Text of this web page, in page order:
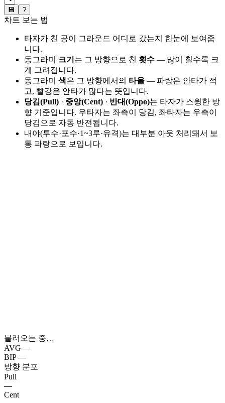
💾 ?
차트 보는 법
타자가 친 공이 그라운드 어디로 갔는지 한눈에 보여줍
니다.
동그라미 크기 는 그 방향으로 친 횟수 — 많이 칠수록 크
게 그려집니다.
동그라미 색은 그 방향에서의 타율 — 파랑은 안타가 적
고, 빨강은 안타가 많다는 뜻입니다.
당김(Pull) · 중앙(Cent) · 반대(Oppo)는 타자가 스윙한 방
향 기준입니다. 우타자는 좌측이 당김, 좌타자는 우측이
당김으로 자동 반전됩니다.
내야(투수·포수·1~3루·유격)는 대부분 아웃 처리돼서 보
통 파랑으로 보입니다.
불러오는 중…
AVG —
BIP —
방향 분포
Pull
—
Cent